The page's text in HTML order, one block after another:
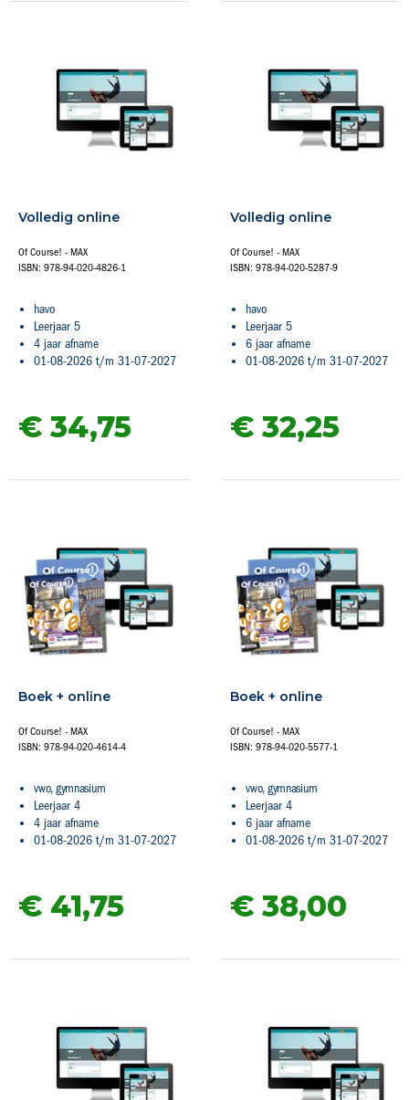
Volledig online
Of Course! - MAX
ISBN: 978-94-020-4826-1
havo
Leerjaar 5
4 jaar afname
01-08-2026 t/m 31-07-2027
€ 34,75
Volledig online
Of Course! - MAX
ISBN: 978-94-020-5287-9
havo
Leerjaar 5
6 jaar afname
01-08-2026 t/m 31-07-2027
€ 32,25
Boek + online
Of Course! - MAX
ISBN: 978-94-020-4614-4
vwo, gymnasium
Leerjaar 4
4 jaar afname
01-08-2026 t/m 31-07-2027
€ 41,75
Boek + online
Of Course! - MAX
ISBN: 978-94-020-5577-1
vwo, gymnasium
Leerjaar 4
6 jaar afname
01-08-2026 t/m 31-07-2027
€ 38,00